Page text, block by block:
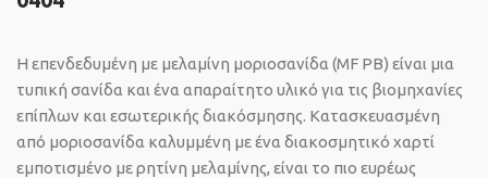
Η επενδεδυμένη με μελαμίνη μοριοσανίδα (MF PB) είναι μια
τυπική σανίδα και ένα απαραίτητο υλικό για τις βιομηχανίες
επίπλων και εσωτερικής διακόσμησης. Κατασκευασμένη
από μοριοσανίδα καλυμμένη με ένα διακοσμητικό χαρτί
εμποτισμένο με ρητίνη μελαμίνης, είναι το πιο ευρέως